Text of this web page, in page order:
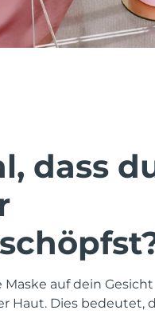
dass
auf dein Gesicht
Haut. Dies bedeutet,